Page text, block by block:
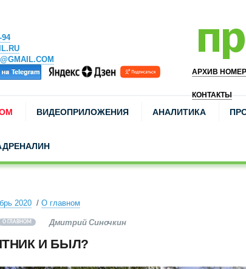
94
АРХИВ
КОНТАКТЫ
ВИДЕОПРИЛОЖЕНИЯ АНАЛИТИКА
2020 О главном
О ГЛАВНОМ Дмитрий Синочкин
И БЫЛ?